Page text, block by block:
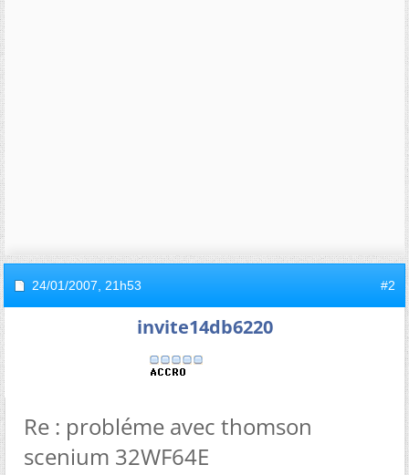
24/01/2007, 21h53 #2
invite14db6220
Re : probléme avec thomson
scenium 32WF64E